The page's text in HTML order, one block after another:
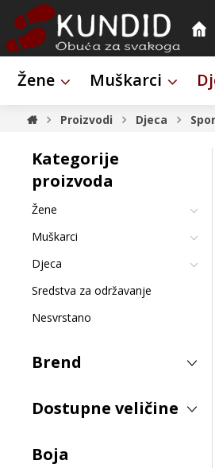
Žene Muškarci
Proizvodi Djeca
Kategorije
proizvoda
Žene
Muškarci
Djeca
Sredstva za održavanje
Nesvrstano
Brend
Dostupne veličine
Boja